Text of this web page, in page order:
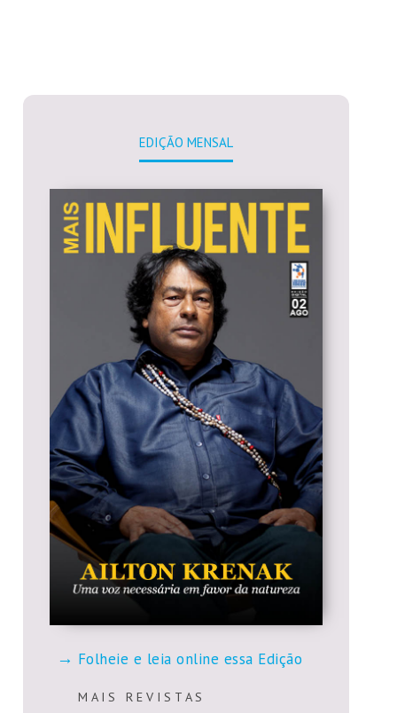
EDIÇÃO MENSAL
Folheie e leia online essa Edição
M A I S R E V I S T A S